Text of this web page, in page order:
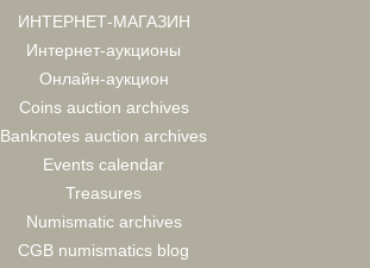
ИНТЕРНЕТ-МАГАЗИН
Интернет-аукционы
Онлайн-аукцион
Coins auction archives
Banknotes auction archives
Events calendar
Treasures
Numismatic archives
CGB numismatics blog